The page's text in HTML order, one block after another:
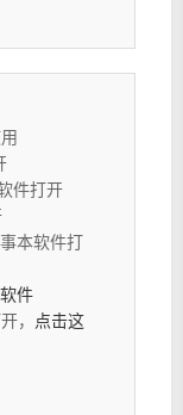
件打开
本软件打
件
，
点击这